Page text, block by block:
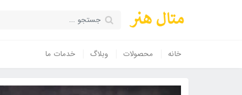
خانه محصولات وبلاگ خدمات ما